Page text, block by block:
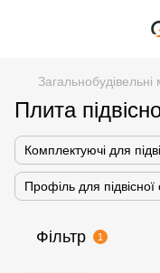
Загальнобудівельні
Плита
Комплектуючі для
Профіль для підвісної
Фільтр 1